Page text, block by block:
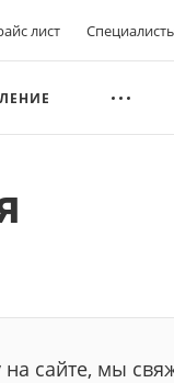
лист
сайте, мы